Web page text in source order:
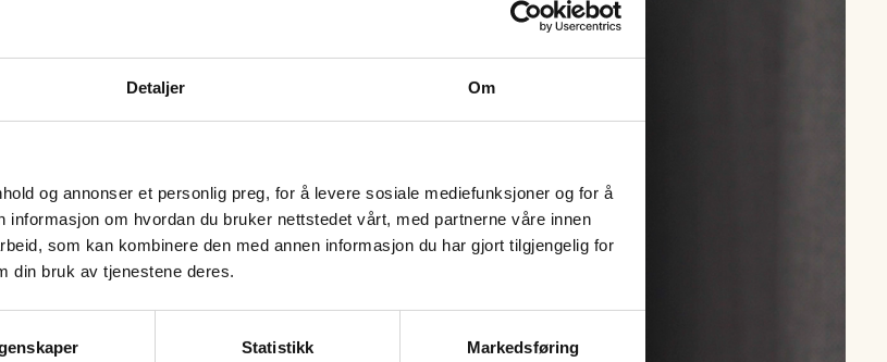
Detaljer Om
og annonser et personlig preg, for å levere sosiale mediefunksjoner og for å
om hvordan du bruker nettstedet vårt, med partnerne våre innen
som kan kombinere den med annen informasjon du har gjort tilgjengelig for
din bruk av tjenestene deres.
Statistikk Markedsføring